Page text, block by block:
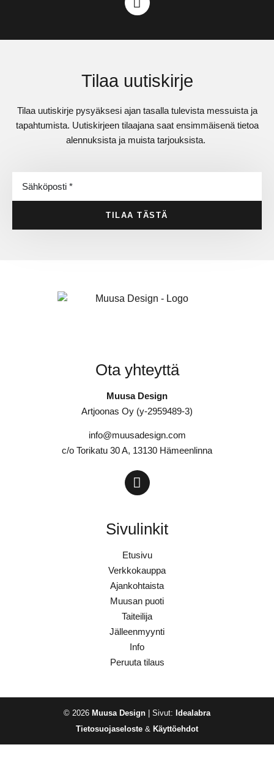
Tilaa uutiskirje
Tilaa uutiskirje pysyäksesi ajan tasalla tulevista messuista ja
tapahtumista. Uutiskirjeen tilaajana saat ensimmäisenä tietoa
alennuksista ja muista tarjouksista.
TILAA TÄSTÄ
Ota yhteyttä
Muusa Design
Artjoonas Oy (y-2959489-3)
info@muusadesign.com
c/o Torikatu 30 A, 13130 Hämeenlinna
Sivulinkit
Etusivu
Verkkokauppa
Ajankohtaista
Muusan puoti
Taiteilija
Jälleenmyynti
Info
Peruuta tilaus
© 2026 Muusa Design | Sivut: Idealabra
Tietosuojaseloste & Käyttöehdot